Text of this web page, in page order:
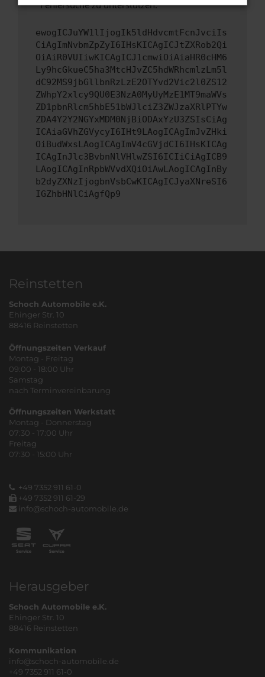
Fehlersuche zu unterstützen:
ewogICJuYW1lIjogIk5ldHdvcmtFcnJvciIs
CiAgImNvbmZpZyI6IHsKICAgICJtZXRob2Qi
OiAiR0VUIiwKICAgICJ1cmwiOiAiaHR0cHM6
Ly9hcGkueC5ha3MtcHJvZC5hdWRhcmlzLm5l
dC92MS9jbGllbnRzLzE2OTYvd2Vic2l0ZS12
ZWhpY2xlcy9QU0E3NzA0MyUyMzE1MT9maWVs
ZD1pbnRlcm5hbE51bWJlciZ3ZWJzaXRlPTYw
ZDA4Y2Y2NGYxMDM0NjBiODAxYzU3ZSIsCiAg
ICAiaGVhZGVycyI6IHt9LAogICAgImJvZHki
OiBudWxsLAogICAgImV4cGVjdCI6IHsKICAg
ICAgInJlc3BvbnNlVHlwZSI6ICIiCiAgICB9
LAogICAgInRpbWVvdXQiOiAwLAogICAgInBy
b2dyZXNzIjogbnVsbCwKICAgICJyaXNreSI6
IGZhbHNlCiAgfQp9
Reinstetten
Schoch Automobile e.K.
Ehinger Str. 10
88416 Reinstetten
Öffnungszeiten Verkauf
Montag - Freitag
09:00 - 18:00 Uhr
Samstag
nach Terminvereinbarung
Öffnungszeiten Werkstatt
Montag - Donnerstag
07:30 - 17:00 Uhr
Freitag
07:30 - 15:00 Uhr
+49 7352 911 61-0
+49 7352 911 61-29
info@schoch-automobile.de
Herausgeber
Schoch Automobile e.K.
Ehinger Str. 10
88416 Reinstetten
Kommunikation
info@schoch-automobile.de
+49 7352 911 61-0